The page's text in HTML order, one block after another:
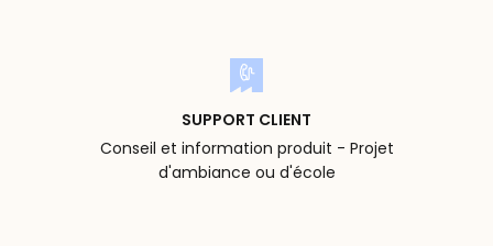
SUPPORT CLIENT
Conseil et information produit - Projet
d'ambiance ou d'école